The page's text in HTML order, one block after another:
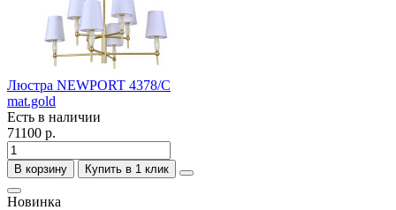
Люстра NEWPORT 4378/C
mat.gold
Есть в наличии
71100 р.
В корзину Купить в 1 клик
Новинка